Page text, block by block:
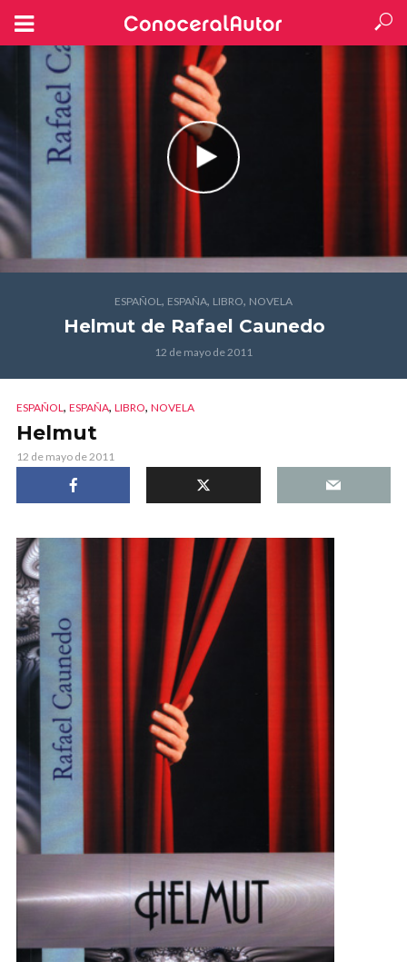
ESPAÑOL, ESPAÑA, LIBRO, NOVELA
Helmut de Rafael Caunedo
12 de mayo de 2011
ESPAÑOL, ESPAÑA, LIBRO, NOVELA
Helmut
12 de mayo de 2011